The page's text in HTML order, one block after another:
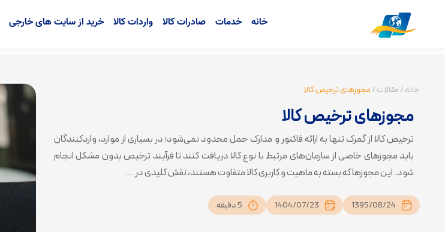
خانه خدمات صادرات کالا واردات کالا خرید از سایت های خارجی
خانه/مقالات/مجوزهای ترخیص کالا
مجوزهای ترخیص کالا
ترخیص کالا از گمرک تنها به ارائه فاکتور و مدارک حمل محدود نمی‌شود؛ در بسیاری از موارد، واردکنندگان
باید مجوزهای خاصی از سازمان‌های مرتبط با نوع کالا دریافت کنند تا فرآیند ترخیص بدون مشکل انجام
شود. این مجوزها که بسته به ماهیت و کاربری کالا متفاوت هستند، نقش کلیدی در ...
1395/08/24
1404/07/23 5 دقیقه